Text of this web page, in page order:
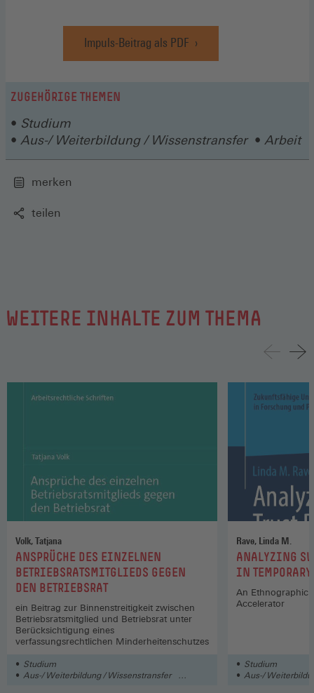
Impuls-Beitrag als PDF
(Öffnet
in
ZUGEHÖRIGE THEMEN
Studium
Aus-/ Weiterbildung / Wissenstransfer
Arbeit
merken
teilen
WEITERE INHALTE ZUM THEMA
Volk, Tatjana
:ANSPRÜCHE DES EINZELNEN
BETRIEBSRATSMITGLIEDS GEGEN
DEN BETRIEBSRAT
ein Beitrag zur Binnenstreitigkeit zwischen
Betriebsratsmitglied und Betriebsrat unter
Berücksichtigung eines
verfassungsrechtlichen Minderheitenschutzes
Studium
Aus-/ Weiterbildung / Wissenstransfer
Rave, Linda M.
:ANALYZING
IN
An Ethnographic
Accelerator
Studium
Aus-/